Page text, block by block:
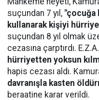
suçundan 7 yıl, "çocuğa
kullanarak kişiyi
suçundan 8 yıl olmak
cezasına çarptırdı.
hürriyetten yoksun
hapis cezası aldı.
davranışla kasten
beraatine karar verildi.